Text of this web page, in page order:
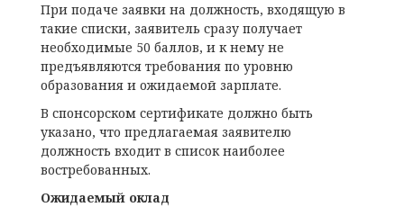
При подаче заявки на должность, входящую в
такие списки, заявитель сразу получает
необходимые 50 баллов, и к нему не
предъявляются требования по уровню
образования и ожидаемой зарплате.
В спонсорском сертификате должно быть
указано, что предлагаемая заявителю
должность входит в список наиболее
востребованных.
Ожидаемый оклад